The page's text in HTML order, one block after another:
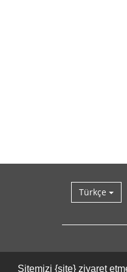
Sitemizi {site} ziyaret
Türkçe